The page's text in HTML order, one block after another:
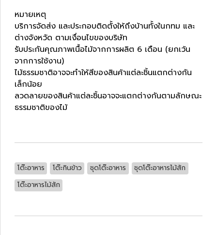
หมายเหตุ
บริการจัดส่ง และประกอบติดตั้งให้ถึงบ้านทั้งในกทม และ
ต่างจังหวัด ตามเงื่อนไขของบริษัท
รับประกันคุณภาพเนื้อไม้จากการผลิต 6 เดือน (ยกเว้น
จากการใช้งาน)
ไม้ธรรมชาติอาจจะทำให้สีของสินค้าแต่ละชิ้นแตกต่างกัน
เล็กน้อย
ลวดลายของสินค้าแต่ละชิ้นอาจจะแตกต่างกันตามลักษณะ
ธรรมชาติของไม้
โต๊ะอาหาร โต๊ะกินข้าว ชุดโต๊ะอาหาร
ชุดโต๊ะอาหารไม้สัก
โต๊ะอาหารไม้สัก